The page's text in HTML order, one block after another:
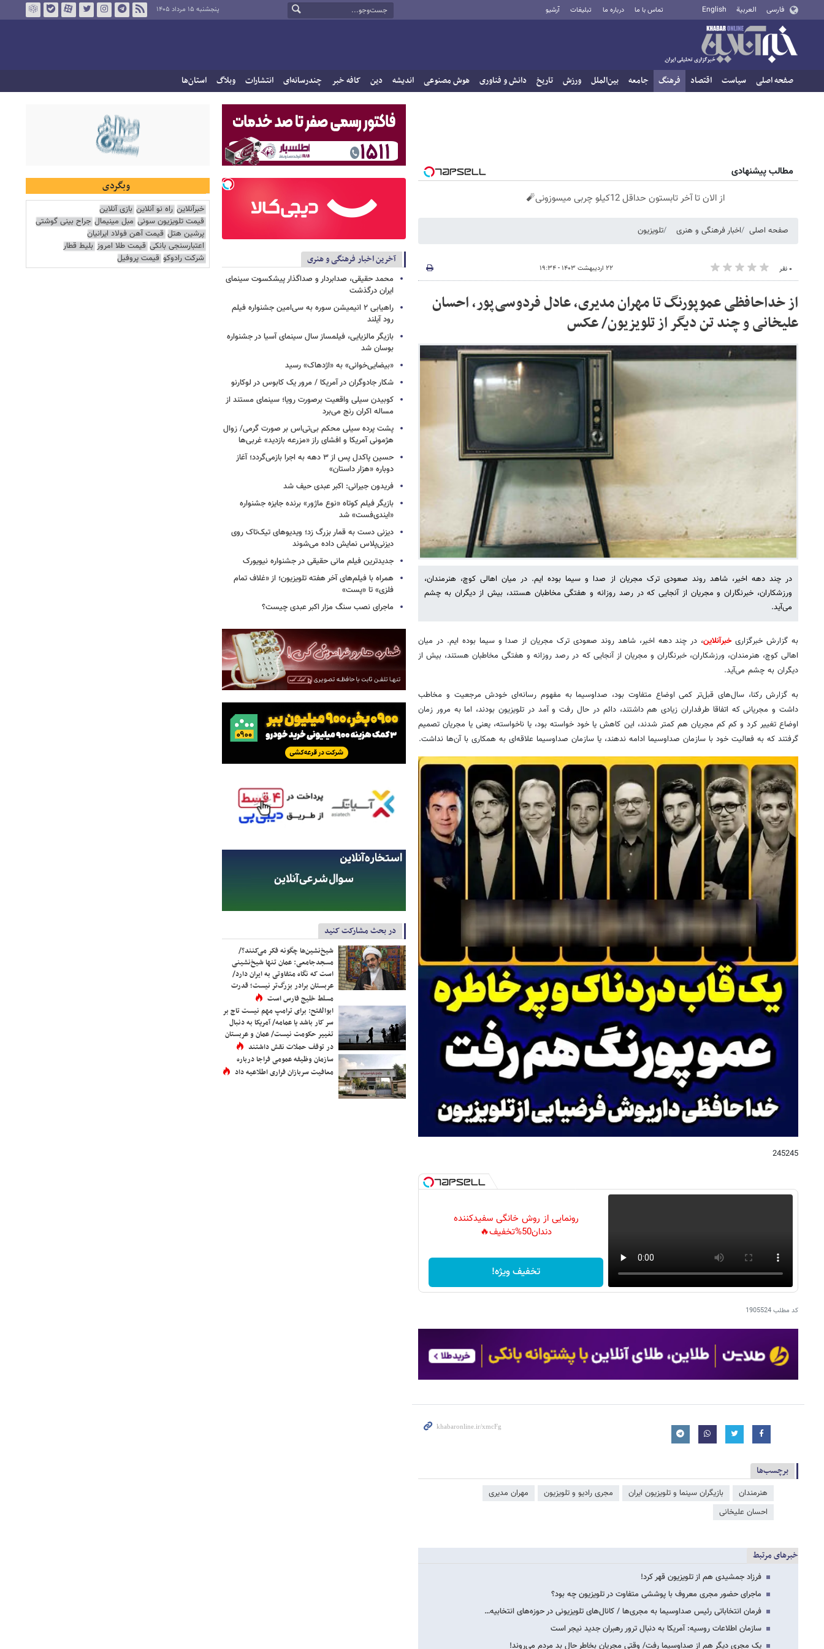
فارسی العربية English تماس با ما درباره ما تبلیغات آرشیو پنجشنبه ۱۵ مرداد ۱۴۰۵
صفحه اصلی سیاست اقتصاد فرهنگ جامعه بین‌الملل ورزش تاریخ دانش و فناوری هوش مصنوعی اندیشه دین کافه خبر چندرسانه‌ای انتشارات وبلاگ استان‌ها
مطالب پیشنهادی
از الان تا آخر تابستون حداقل 12کیلو چربی میسوزونی🧨
صفحه اصلی اخبار فرهنگی و هنری تلویزیون
۰ نفر ۲۲ اردیبهشت ۱۴۰۳ - ۱۹:۳۴
از خداحافظی عموپورنگ تا مهران مدیری، عادل فردوسی‌پور، احسان
علیخانی و چند تن دیگر از تلویزیون/ عکس
در چند دهه اخیر، شاهد روند صعودی ترک مجریان از صدا و سیما بوده ایم. در میان اهالی کوچ، هنرمندان،
ورزشکاران، خبرنگاران و مجریان از آنجایی که در رصد روزانه و هفتگی مخاطبان هستند، بیش از دیگران به چشم
می‌آید.
به گزارش خبرگزاریخبرآنلاین، در چند دهه اخیر، شاهد روند صعودی ترک مجریان از صدا و سیما بوده ایم. در میان
اهالی کوچ، هنرمندان، ورزشکاران، خبرنگاران و مجریان از آنجایی که در رصد روزانه و هفتگی مخاطبان هستند، بیش از
دیگران به چشم می‌آید.
به گزارش رکنا، سال‌های قبل‌تر کمی اوضاع متفاوت بود، صداوسیما به مفهوم رسانه‌ای خودش مرجعیت و مخاطب
داشت و مجریانی که اتفاقا طرفداران زیادی هم داشتند، دائم در حال رفت و آمد در تلویزیون بودند، اما به مرور زمان
اوضاع تغییر کرد و کم کم مجریان هم کمتر شدند، این کاهش یا خود خواسته بود، یا ناخواسته، یعنی یا مجریان تصمیم
گرفتند که به فعالیت خود با سازمان صداوسیما ادامه ندهند، یا سازمان صداوسیما علاقه‌ای به همکاری با آن‌ها نداشت.
245245
رونمایی از روش خانگی سفیدکننده
دندان50%تخفیف🔥
تخفیف ویژه!
کد مطلب1905524
برچسب‌ها
هنرمندان بازیگران سینما و تلویزیون ایران مجری رادیو و تلویزیون
مهران مدیری
احسان علیخانی
خبرهای مرتبط
فرزاد جمشیدی هم از تلویزیون قهر کرد!
ماجرای حضور مجری معروف با پوششی متفاوت در تلویزیون چه بود؟
فرمان انتخاباتی رئیس صداوسیما به مجری‌ها / کانال‌های تلویزیونی در حوزه‌های انتخابیه…
سازمان اطلاعات روسیه: آمریکا به دنبال ترور رهبران جدید نیجر است
یک مجری دیگر هم از صداوسیما رفت/ وقتی مجریان بخاطر حال بد مردم می‌روند!
آخرین اخبار فرهنگی و هنری
محمد حقیقی، صدابردار و صداگذار پیشکسوت سینمای
ایران درگذشت
راهیابی ۲ انیمیشن سوره به سی‌امین جشنواره فیلم
رود آیلند
بازیگر مالزیایی، فیلمساز سال سینمای آسیا در جشنواره
بوسان شد
«بیضایی‌خوانی» به «اژدهاک» رسید
شکار جادوگران در آمریکا / مرور یک کابوس در لوکارنو
کوبیدن سیلی واقعیت برصورت رویا؛ سینمای مستند از
مساله اکران رنج می‌برد
پشت پرده سیلی محکم بی‌تی‌اس بر صورت گرمی/ زوال
هژمونی آمریکا و افشای راز «مزرعه بازدید» غربی‌ها
حسین پاکدل پس از ۳ دهه به اجرا بازمی‌گردد؛ آغاز
دوباره «هزار داستان»
فریدون جیرانی: اکبر عبدی حیف شد
بازیگر فیلم کوتاه «نوع ماژور» برنده جایزه جشنواره
«ایندی‌فست» شد
دیزنی دست به قمار بزرگ زد؛ ویدیوهای تیک‌تاک روی
دیزنی‌پلاس نمایش داده می‌شوند
جدیدترین فیلم مانی حقیقی در جشنواره نیویورک
همراه با فیلم‌های آخر هفته تلویزیون؛ از «غلاف تمام
فلزی» تا «پست»
ماجرای نصب سنگ مزار اکبر عبدی چیست؟
در بحث مشارکت کنید
شیخ‌نشین‌ها چگونه فکر می‌کنند؟/
مسجدجامعی: عمان تنها شیخ‌نشینی
است که نگاه متفاوتی به ایران دارد/
عربستان برادر بزرگ‌تر نیست؛ قدرت
مسلط خلیج فارس است
ابوالفتح: برای ترامپ مهم نیست تاج بر
سر کار باشد یا عمامه/ آمریکا به دنبال
تغییر حکومت نیست/ عمان و عربستان
در توقف حملات نقش داشتند
سازمان وظیفه عمومی فراجا درباره
معافیت سربازان فراری اطلاعیه داد
وبگردی
خبرآنلاین راه نو آنلاین بازی آنلاین
قیمت تلویزیون سونی مبل مینیمال جراح بینی گوشتی
پرشین هتل قیمت آهن فولاد ایرانیان
اعتبارسنجی بانکی قیمت طلا امروز بلیط قطار
شرکت رادوکو قیمت پروفیل